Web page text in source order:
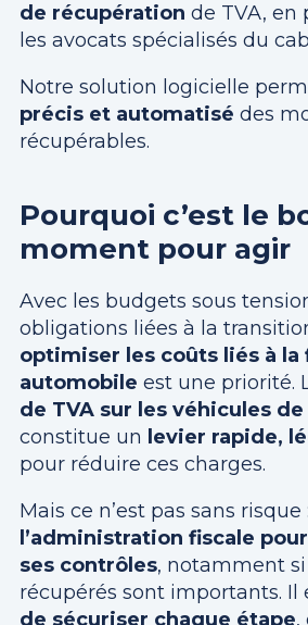
de récupération de TVA, en
les avocats spécialisés du
Notre solution logicielle
précis et automatisé des
récupérables.
Pourquoi c’est le
moment pour agir
Avec les budgets sous
obligations liées à la
optimiser les coûts liés à la
automobile est une priorité.
de TVA sur les véhicules
constitue un levier rapide,
pour réduire ces charges.
Mais ce n’est pas sans risque :
l’administration fiscale
ses contrôles, notamment
récupérés sont importants. Il
de sécuriser chaque étape,